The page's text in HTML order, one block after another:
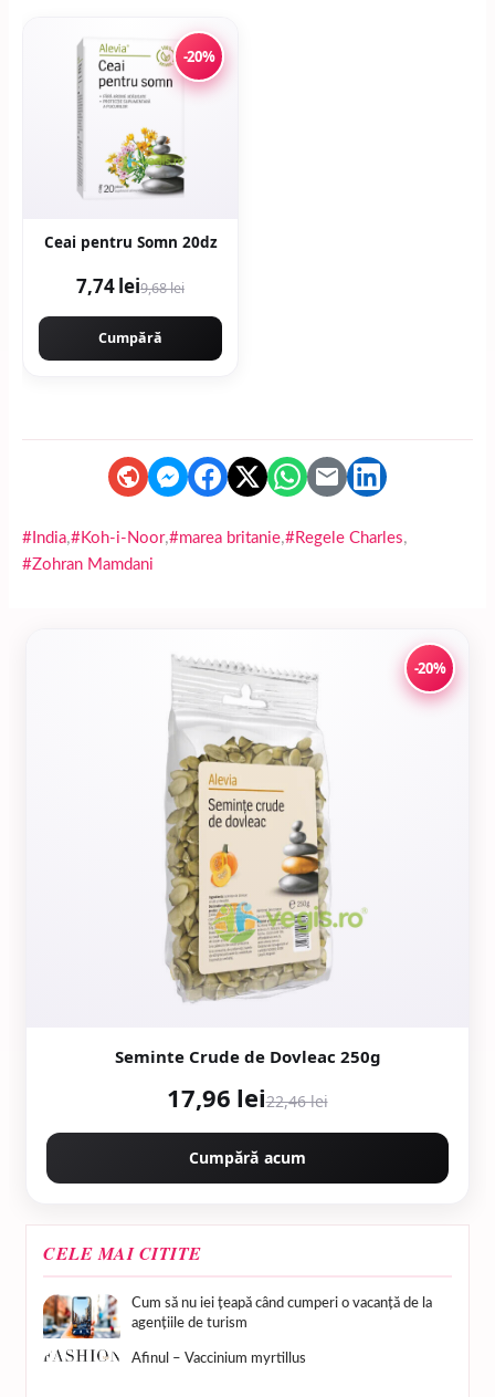
-20%
Ceai pentru Somn 20dz
7,74 lei9,68 lei
Cumpără
#India,#Koh-i-Noor,#marea britanie,#Regele Charles,
#Zohran Mamdani
-20%
Seminte Crude de Dovleac 250g
17,96 lei22,46 lei
Cumpără acum
CELE MAI CITITE
Cum să nu iei țeapă când cumperi o vacanță de la
agențiile de turism
Afinul – Vaccinium myrtillus